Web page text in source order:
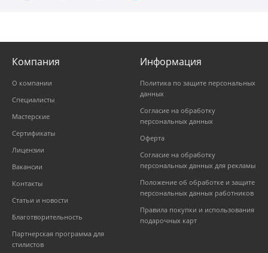
Компания
О компании
Специалисты
Мастерские
Сертификаты
Лицензии
Вакансии
Контакты
Статьи и новости
Благотворительность
Партнерская программа для
стилистов
Информация
Политика по защите персональных
данных
Согласие на обработку
персональных данных
Оферта
Согласие на обработку
персональных данных для рекламы
Положение об обработке и защите
персональных данных работников
Правила покупки и использования
подарочных карт